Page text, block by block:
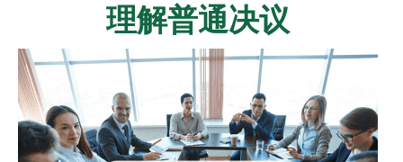
理解普通决议